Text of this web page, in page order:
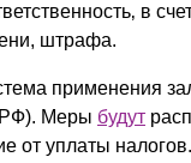
в
штрафа.
применения
РФ). Меры будут
от уплаты